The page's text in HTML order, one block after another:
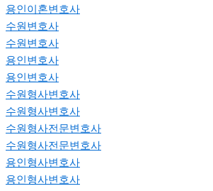
용인이혼변호사
수원변호사
수원변호사
용인변호사
용인변호사
수원형사변호사
수원형사변호사
수원형사전문변호사
수원형사전문변호사
용인형사변호사
용인형사변호사